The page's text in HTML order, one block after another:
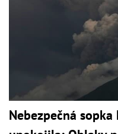
Nebezpečná